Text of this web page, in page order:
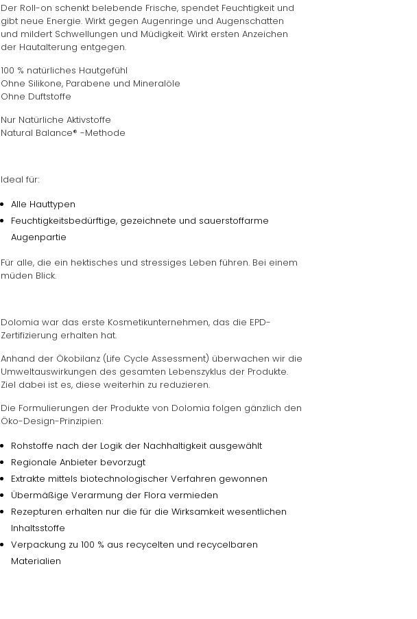
Der Roll-on schenkt belebende Frische, spendet Feuchtigkeit und
gibt neue Energie. Wirkt gegen Augenringe und Augenschatten
und mildert Schwellungen und Müdigkeit. Wirkt ersten Anzeichen
der Hautalterung entgegen.
100 % natürliches Hautgefühl
Ohne Silikone, Parabene und Mineralöle
Ohne Duftstoffe
Nur Natürliche Aktivstoffe
Natural Balance® -Methode
Ideal für:
Alle Hauttypen
Feuchtigkeitsbedürftige, gezeichnete und sauerstoffarme
Augenpartie
Für alle, die ein hektisches und stressiges Leben führen. Bei einem
müden Blick.
Dolomia war das erste Kosmetikunternehmen, das die EPD-
Zertifizierung erhalten hat.
Anhand der Ökobilanz (Life Cycle Assessment) überwachen wir die
Umweltauswirkungen des gesamten Lebenszyklus der Produkte.
Ziel dabei ist es, diese weiterhin zu reduzieren.
Die Formulierungen der Produkte von Dolomia folgen gänzlich den
Öko-Design-Prinzipien:
Rohstoffe nach der Logik der Nachhaltigkeit ausgewählt
Regionale Anbieter bevorzugt
Extrakte mittels biotechnologischer Verfahren gewonnen
Übermäßige Verarmung der Flora vermieden
Rezepturen erhalten nur die für die Wirksamkeit wesentlichen
Inhaltsstoffe
Verpackung zu 100 % aus recycelten und recycelbaren
Materialien